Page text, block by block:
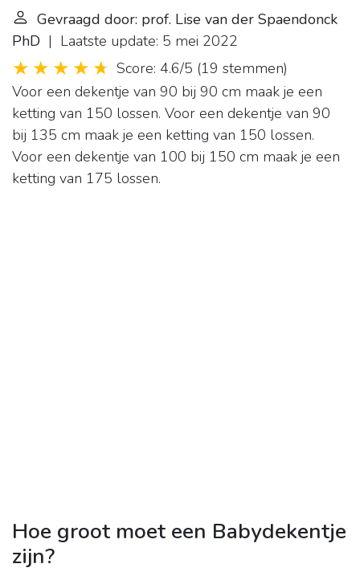
Gevraagd door: prof. Lise van der Spaendonck
PhD | Laatste update: 5 mei 2022
Score: 4.6/5 (19 stemmen)
Voor een dekentje van 90 bij 90 cm maak je een
ketting van 150 lossen. Voor een dekentje van 90
bij 135 cm maak je een ketting van 150 lossen.
Voor een dekentje van 100 bij 150 cm maak je een
ketting van 175 lossen.
Hoe groot moet een Babydekentje
zijn?